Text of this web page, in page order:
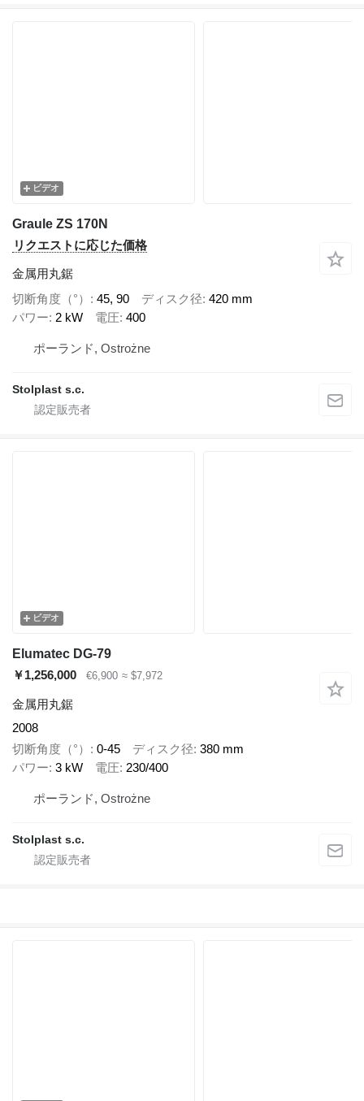
ビデオ
Graule ZS 170N
リクエストに応じた価格
金属用丸鋸
切断角度（°）
45, 90 ディスク径 420 mm
パワー 2 kW 電圧 400
ポーランド, Ostrożne
Stolplast s.c.
ビデオ
Elumatec DG-79
￥1,256,000
€6,900 ≈ $7,972
金属用丸鋸
2008
切断角度（°）
0-45 ディスク径 380 mm
パワー 3 kW 電圧 230/400
ポーランド, Ostrożne
Stolplast s.c.